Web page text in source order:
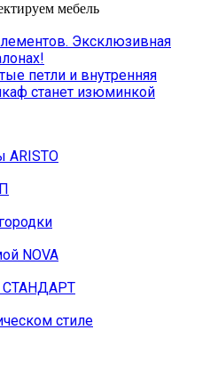
мебель
Эксклюзивная
петли и внутренняя
станет изюминкой
ARISTO
NOVA
СТАНДАРТ
стиле